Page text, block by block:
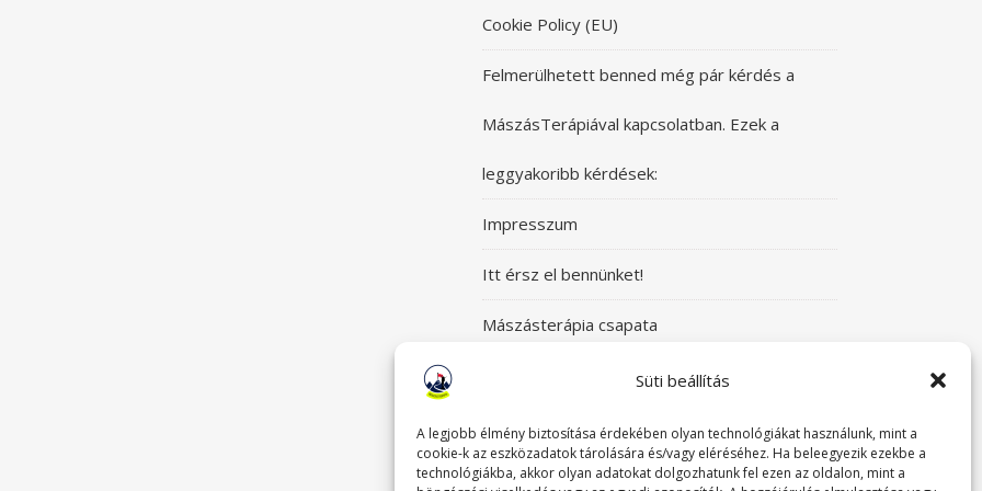
Süti beállítás
A legjobb élmény biztosítása érdekében olyan technológiákat használunk, mint a
cookie-k az eszközadatok tárolására és/vagy eléréséhez. Ha beleegyezik ezekbe a
technológiákba, akkor olyan adatokat dolgozhatunk fel ezen az oldalon, mint a
Cookie Policy (EU)
Felmerülhetett benned még pár kérdés a
MászásTerápiával kapcsolatban. Ezek a
leggyakoribb kérdések:
Impresszum
Itt érsz el bennünket!
Mászásterápia csapata
Szeretettel üdvözlünk a Mászásterápia oldalán!
Gyere, nézz körül!
TABUDÖNTÖGETŐ MászásTerápia